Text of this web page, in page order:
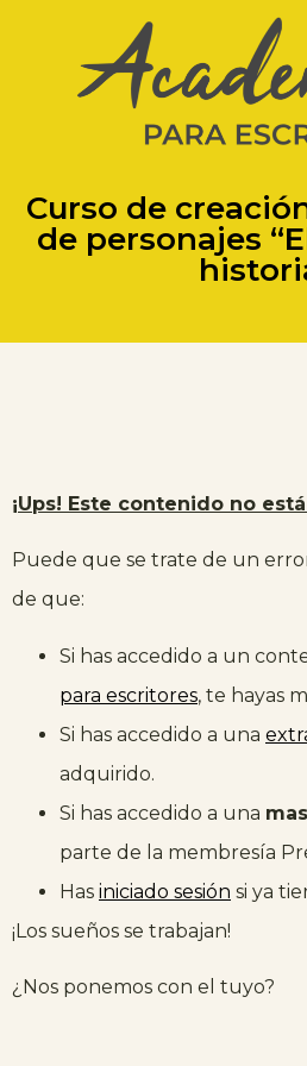
Curso de
de personajes
¡Ups! Este contenido no
Puede que se trate de un
de que:
Si has accedido a un
para escritores, te hayas
Si has accedido a una
adquirido.
Si has accedido a una
parte de la membresía
Has iniciado sesión si ya
¡Los sueños se trabajan!
¿Nos ponemos con el tuyo?